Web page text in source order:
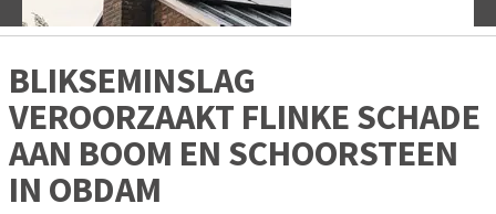
BLIKSEMINSLAG
VEROORZAAKT FLINKE SCHADE
AAN BOOM EN SCHOORSTEEN
IN OBDAM